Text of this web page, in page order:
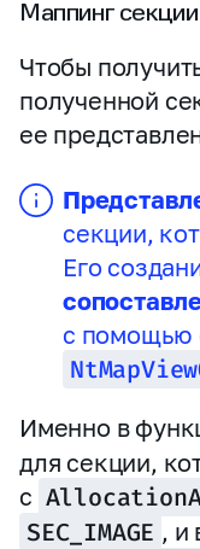
Маппинг
Чтобы
полученной
ее
секции,
Его
с помощью
Именно в
для секции,
с
SEC_IMAGE , и